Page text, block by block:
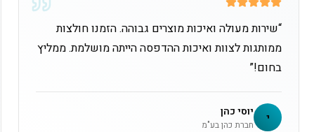
“שירות מעולה ואיכות מוצרים גבוהה. הזמנו חולצות
ממותגות לצוות ואיכות ההדפסה הייתה מושלמת. ממליץ
בחום!”
י יוסי כהן
חברת כהן בע"מ